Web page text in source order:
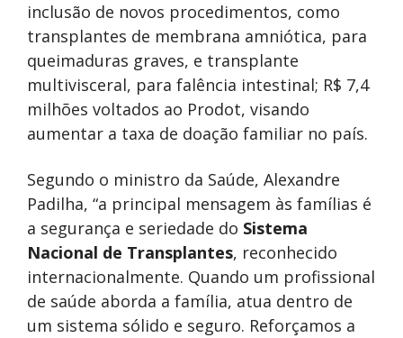
inclusão de novos procedimentos, como
transplantes de membrana amniótica, para
queimaduras graves, e transplante
multivisceral, para falência intestinal; R$ 7,4
milhões voltados ao Prodot, visando
aumentar a taxa de doação familiar no país.
Segundo o ministro da Saúde, Alexandre
Padilha, “a principal mensagem às famílias é
a segurança e seriedade do Sistema
Nacional de Transplantes, reconhecido
internacionalmente. Quando um profissional
de saúde aborda a família, atua dentro de
um sistema sólido e seguro. Reforçamos a